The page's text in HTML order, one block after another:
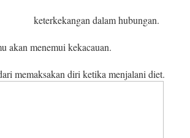
keterkekangan dalam hubungan.
akan menemui kekacauan.
memaksakan diri ketika menjalani diet.